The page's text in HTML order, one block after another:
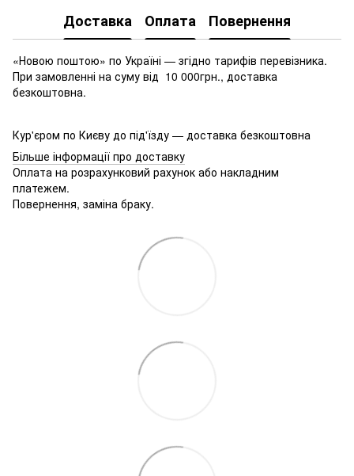
Доставка Оплата Повернення
«Новою поштою» по Україні — згідно тарифів перевізника.
При замовленні на суму від 10 000грн., доставка
безкоштовна.
Кур'єром по Києву до під'їзду — доставка безкоштовна
Більше інформації про доставку
Оплата на розрахунковий рахунок або накладним
платежем.
Повернення, заміна браку.